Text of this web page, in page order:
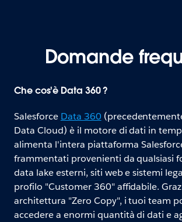
Domande
Che cos'è Data 360 ?
Salesforce Data 360
Data Cloud) è il motore di dati in
alimenta l'intera piattaforma
frammentati provenienti da qualsiasi
data lake esterni, siti web e sistemi
profilo "Customer 360" affidabile.
architettura "Zero Copy", i tuoi team
accedere a enormi quantità di dati e